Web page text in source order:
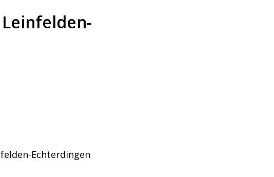
Echterdingen